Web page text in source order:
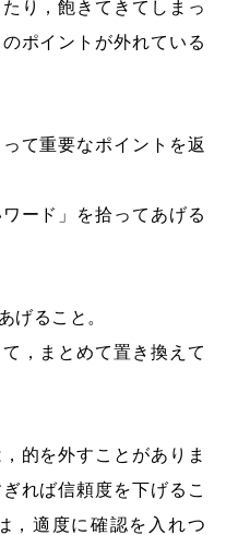
り，飽きてきてしまっ
ポイントが外れている
て重要なポイントを返
ード」を拾ってあげる
げること。
，まとめて置き換えて
的を外すことがありま
れば信頼度を下げるこ
，適度に確認を入れつ